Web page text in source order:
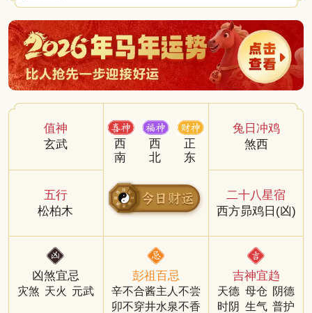
值神
玄武
五行
松柏木
凶煞宜忌
灾煞 天火 元武
西
南
西
北
正
东
彭祖百忌
辛不合酱主人不尝
卯不穿井水泉不香
兔日冲鸡
煞西
二十八星宿
西方昴鸡日(凶)
吉神宜趋
天德 母仓 阴德
时阴 生气 普护